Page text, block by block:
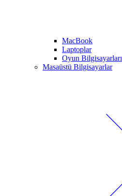
MacBook
Laptoplar
Oyun Bilgisayarları
Masaüstü Bilgisayarlar